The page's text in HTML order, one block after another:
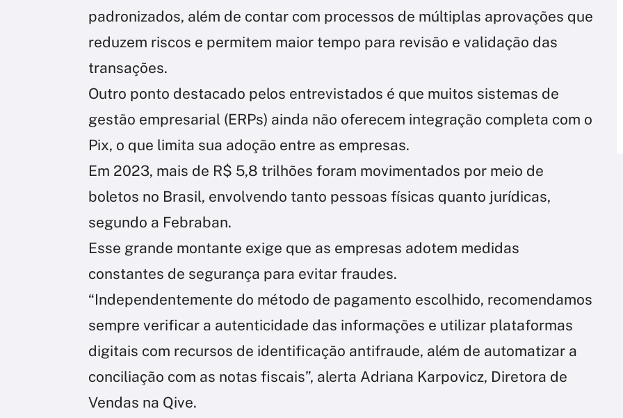
padronizados, além de contar com processos de múltiplas aprovações que
reduzem riscos e permitem maior tempo para revisão e validação das
transações.
Outro ponto destacado pelos entrevistados é que muitos sistemas de
gestão empresarial (ERPs) ainda não oferecem integração completa com o
Pix, o que limita sua adoção entre as empresas.
Em 2023, mais de R$ 5,8 trilhões foram movimentados por meio de
boletos no Brasil, envolvendo tanto pessoas físicas quanto jurídicas,
segundo a Febraban.
Esse grande montante exige que as empresas adotem medidas
constantes de segurança para evitar fraudes.
“Independentemente do método de pagamento escolhido, recomendamos
sempre verificar a autenticidade das informações e utilizar plataformas
digitais com recursos de identificação antifraude, além de automatizar a
conciliação com as notas fiscais”, alerta Adriana Karpovicz, Diretora de
Vendas na Qive.